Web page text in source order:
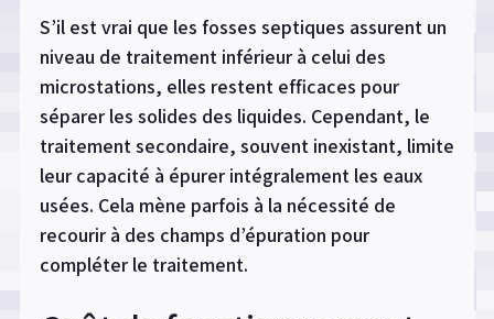
S’il est vrai que les fosses septiques assurent un
niveau de traitement inférieur à celui des
microstations, elles restent efficaces pour
séparer les solides des liquides. Cependant, le
traitement secondaire, souvent inexistant, limite
leur capacité à épurer intégralement les eaux
usées. Cela mène parfois à la nécessité de
recourir à des champs d’épuration pour
compléter le traitement.